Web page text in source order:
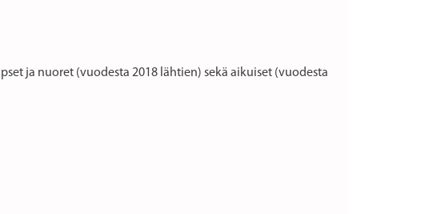
ja nuoret (vuodesta 2018 lähtien) sekä aikuiset (vuodesta